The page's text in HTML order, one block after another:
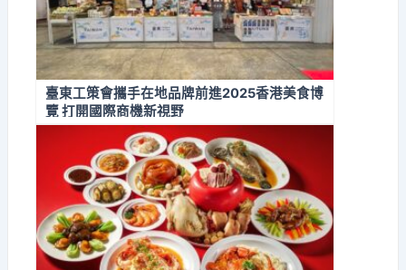
臺東工策會攜手在地品牌前進2025香港美食博
覽 打開國際商機新視野